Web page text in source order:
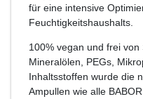
für eine intensive
Feuchtigkeitshaushalts.
100% vegan und frei von
Mineralölen, PEGs,
Inhaltsstoffen wurde die
Ampullen wie alle